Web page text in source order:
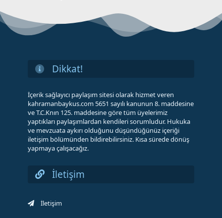
Dikkat!
İçerik sağlayıcı paylaşım sitesi olarak hizmet veren
kahramanbaykus.com 5651 sayılı kanunun 8. maddesine
ve T.C.Knın 125. maddesine göre tüm üyelerimiz
yaptıkları paylaşımlardan kendileri sorumludur. Hukuka
ve mevzuata aykırı olduğunu düşündüğünüz içeriği
iletişim bölümünden bildirebilirsiniz. Kısa sürede dönüş
yapmaya çalışacağız.
İletişim
İletişim